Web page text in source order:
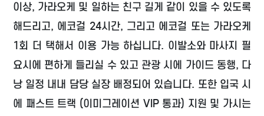
이상, 가라오케 및 일하는 친구 길게 같이 있을 수 있도록
해드리고, 에코걸 24시간, 그리고 에코걸 또는 가라오케
1회 더 택해서 이용 가능 하십니다. 이발소와 마사지 필
요시에 편하게 들리실 수 있고 관광 시에 가이드 동행, 다
낭 일정 내내 담당 실장 배정되어 있습니다. 또한 입국 시
에 패스트 트랙 (이미그레이션 VIP 통과) 지원 및 가시는